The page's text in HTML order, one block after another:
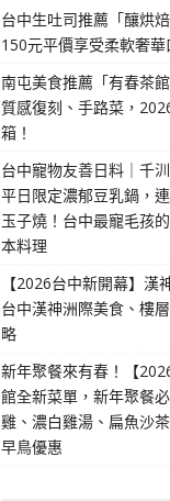
台中生吐司推薦「釀烘
150元平價享受柔軟奢華
南屯美食推薦「有春茶
質感復刻、手路菜，
箱！
台中寵物友善日料｜千
平日限定濃郁豆乳鍋，
玉子燒！台中最寵毛孩
本料理
【2026台中新開幕】漢
台中漢神洲際美食、樓
略
新年聚餐來有春！【
館全新菜單，新年聚餐
雞、濃白雞湯、扁魚沙
早鳥優惠